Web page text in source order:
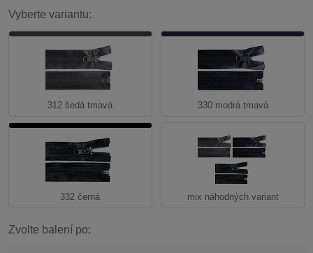
Vyberte variantu:
312 šedá tmavá 330 modrá tmavá
332 černá mix náhodných variant
Zvolte balení po: